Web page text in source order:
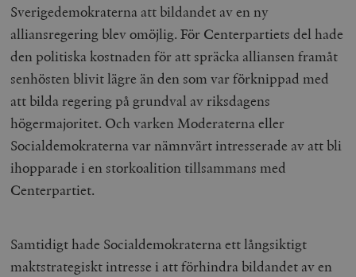
Sverigedemokraterna att bildandet av en ny
alliansregering blev omöjlig. För Centerpartiets del hade
den politiska kostnaden för att spräcka alliansen framåt
senhösten blivit lägre än den som var förknippad med
att bilda regering på grundval av riksdagens
högermajoritet. Och varken Moderaterna eller
Socialdemokraterna var nämnvärt intresserade av att bli
ihopparade i en storkoalition tillsammans med
Centerpartiet.
Samtidigt hade Socialdemokraterna ett långsiktigt
maktstrategiskt intresse i att förhindra bildandet av en